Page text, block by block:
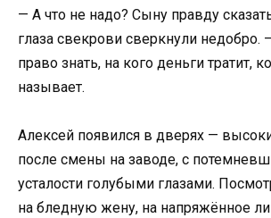
— А что не надо? Сыну правду
глаза свекрови сверкнули недобро.
право знать, на кого деньги тратит,
называет.
Алексей появился в дверях —
после смены на заводе, с
усталости голубыми глазами.
на бледную жену, на напряжённое